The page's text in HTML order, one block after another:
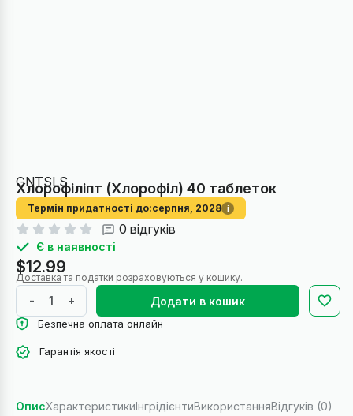
GNTSLS
Хлорофіліпт (Хлорофіл) 40 таблеток
Термін придатності до:серпня, 2028 i
0 відгуків
Є в наявності
$12.99
Доставка та податки розраховуються у кошику.
- + Додати в кошик
Безпечна оплата онлайн
Гарантія якості
ОписХарактеристикиІнгрідієнтиВикористанняВідгуків (0)